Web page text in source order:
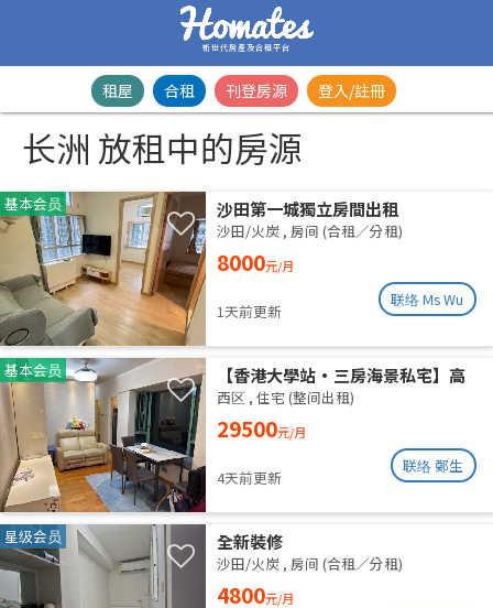
新世代房產及合租平台
租屋 合租 刊登房源 登入/註冊
长洲 放租中的房源
基本会员 沙田第一城獨立房間出租
沙田/火炭 , 房间 (合租／分租)
8000元/月
1天前更新
联络 Ms Wu
基本会员
【香港大學站•三房海景私宅】高
層山海雙景 港大近在咫尺 即住配置
免佣業主盤
西区 , 住宅 (整间出租)
29500元/月
4天前更新
联络 鄭生
星级会员 全新裝修
沙田/火炭 , 房间 (合租／分租)
4800元/月